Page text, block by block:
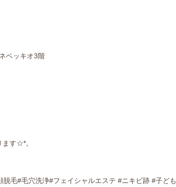
ベッキオ3階
す☆*。
毛#毛穴洗浄#フェイシャルエステ #ニキビ跡 #子ども